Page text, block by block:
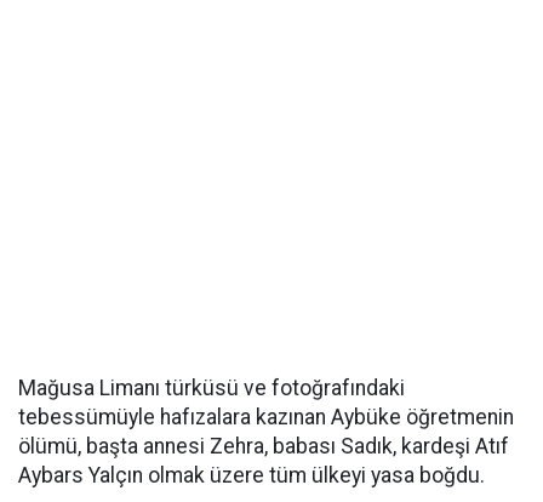
Mağusa Limanı türküsü ve fotoğrafındaki
tebessümüyle hafızalara kazınan Aybüke öğretmenin
ölümü, başta annesi Zehra, babası Sadık, kardeşi Atıf
Aybars Yalçın olmak üzere tüm ülkeyi yasa boğdu.